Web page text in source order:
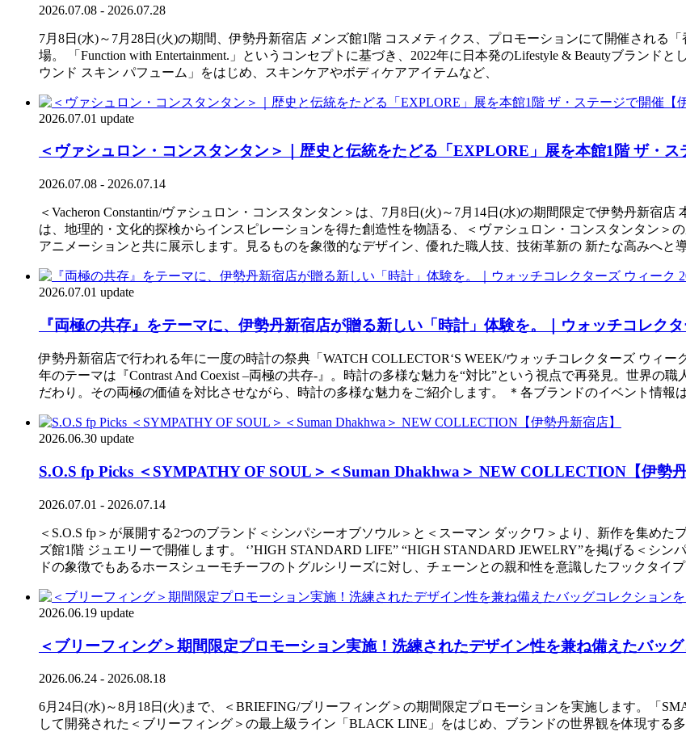
2026.07.08 - 2026.07.28
7月8日(水)～7月28日(火)の期間、伊勢丹新宿店 メンズ館1階 コスメティクス、プロモーションにて開催される
場。 「Function with Entertainment.」というコンセプトに基づき、2022年に日本発のLifestyle & Beautyブランド
ウンド スキン パフューム」をはじめ、スキンケアやボディケアアイテムなど、
2026.07.01 update
＜ヴァシュロン・コンスタンタン＞｜歴史と伝統をたどる「EXPLORE」展を本館1階 ザ・ス
2026.07.08 - 2026.07.14
＜Vacheron Constantin/ヴァシュロン・コンスタンタン＞は、7月8日(火)～7月14日(水)の期間限定で伊勢丹新宿
は、地理的・文化的探検からインスピレーションを得た創造性を物語る、＜ヴァシュロン・コンスタンタン＞
アニメーションと共に展示します。見るものを象徴的なデザイン、優れた職人技、技術革新の 新たな高みへと
2026.07.01 update
『両極の共存』をテーマに、伊勢丹新宿店が贈る新しい「時計」体験を。｜ウォッチコレク
伊勢丹新宿店で行われる年に一度の時計の祭典「WATCH COLLECTOR‘S WEEK/ウォッチコレクターズ ウィ
年のテーマは『Contrast And Coexist –両極の共存-』。時計の多様な魅力を“対比”という視点で再発見。世界の
だわり。その両極の価値を対比させながら、時計の多様な魅力をご紹介します。 ＊各ブランドのイベント情報
2026.06.30 update
S.O.S fp Picks ＜SYMPATHY OF SOUL＞＜Suman Dhakhwa＞ NEW COLLECTION【伊勢丹
2026.07.01 - 2026.07.14
＜S.O.S fp＞が展開する2つのブランド＜シンパシーオブソウル＞と＜スーマン ダックワ＞より、新作を集め
ズ館1階 ジュエリーで開催します。 ‘’HIGH STANDARD LIFE” “HIGH STANDARD JEWELRY”を掲げる＜シ
ドの象徴でもあるホースシューモチーフのトグルシリーズに対し、チェーンとの親和性を意識したフックタイ
2026.06.19 update
＜ブリーフィング＞期間限定プロモーション実施！洗練されたデザイン性を兼ね備えたバッ
2026.06.24 - 2026.08.18
6月24日(水)～8月18日(火)まで、＜BRIEFING/ブリーフィング＞の期間限定プロモーションを実施します。「
して開発された＜ブリーフィング＞の最上級ライン「BLACK LINE」をはじめ、ブランドの世界観を体現す